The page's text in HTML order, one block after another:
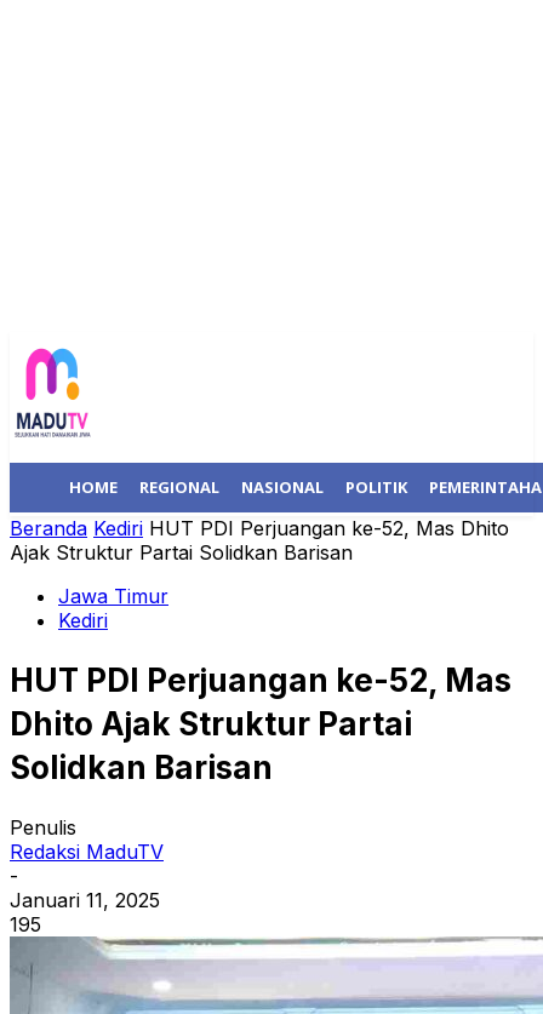
HOME REGIONAL NASIONAL POLITIK
Beranda Kediri HUT PDI Perjuangan ke-52, Mas Dhito
Ajak Struktur Partai Solidkan Barisan
Jawa Timur
Kediri
HUT PDI Perjuangan ke-52, Mas
Dhito Ajak Struktur Partai
Solidkan Barisan
Penulis
Redaksi MaduTV
-
Januari 11, 2025
195